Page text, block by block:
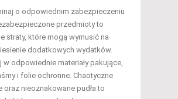
o odpowiednim zabezpieczeniu
przedmioty to
straty, które mogą wymusić na
dodatkowych wydatków.
w odpowiednie materiały pakujące,
i folie ochronne. Chaotyczne
oraz nieoznakowane pudła to